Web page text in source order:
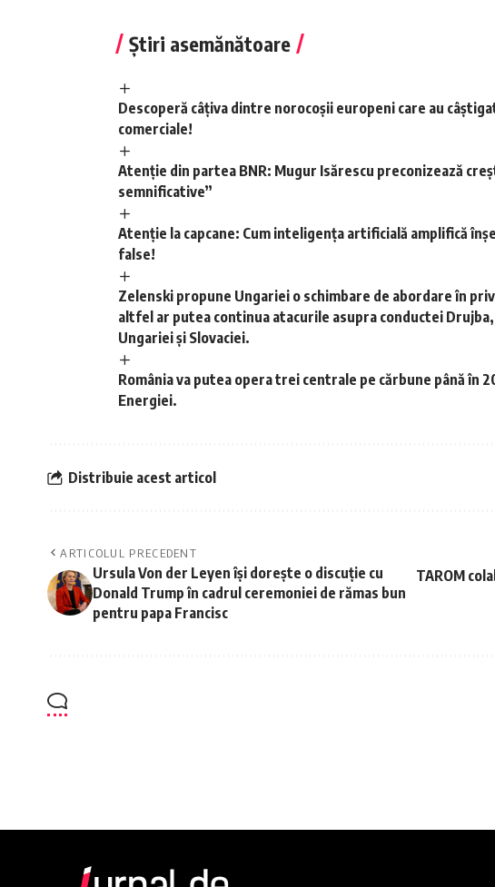
Știri asemănătoare
Descoperă câțiva dintre norocoșii europeni care au
comerciale!
Atenție din partea BNR: Mugur Isărescu preconizează
semnificative”
Atenție la capcane: Cum inteligența artificială amplifică
false!
Zelenski propune Ungariei o schimbare de abordare în
altfel ar putea continua atacurile asupra conductei
Ungariei și Slovaciei.
România va putea opera trei centrale pe cărbune până
Energiei.
Distribuie acest articol
ARTICOLUL PRECEDENT
Ursula Von der Leyen își dorește o discuție cu
Donald Trump în cadrul ceremoniei de rămas bun
pentru papa Francisc
TAROM